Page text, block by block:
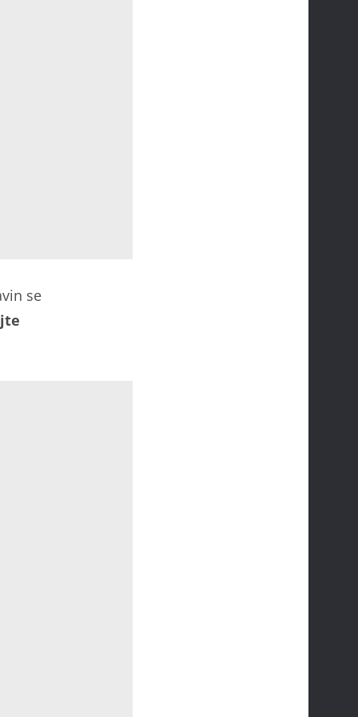
se